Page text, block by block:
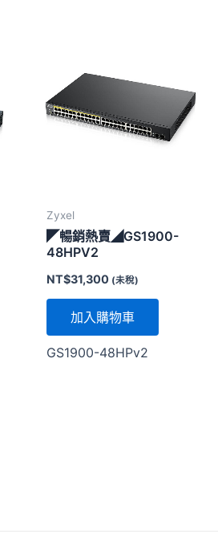
Zyxel
◤暢銷熱賣◢GS1900-
48HPV2
NT$31,300 (未稅)
加入購物車
GS1900-48HPv2